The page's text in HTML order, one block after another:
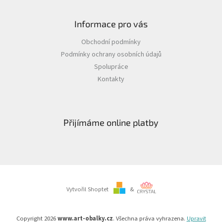
Informace pro vás
Obchodní podmínky
Podmínky ochrany osobních údajů
Spolupráce
Kontakty
Přijímáme online platby
Vytvořil Shoptet &
Copyright 2026www.art-obalky.cz. Všechna práva vyhrazena. Upravit